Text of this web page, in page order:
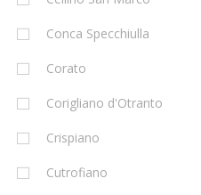
Conca Specchiulla
Corato
Corigliano d'Otranto
Crispiano
Cutrofiano